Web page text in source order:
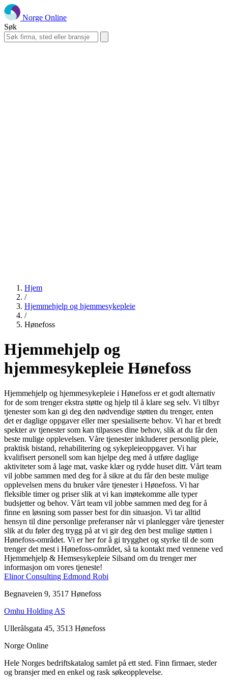
Norge Online
Søk
Hjem
/
Hjemmehjelp og hjemmesykepleie
/
Hønefoss
Hjemmehjelp og
hjemmesykepleie Hønefoss
Hjemmehjelp og hjemmesykepleie i Hønefoss er et godt alternativ
for de som trenger ekstra støtte og hjelp til å klare seg selv. Vi tilbyr
tjenester som kan gi deg den nødvendige støtten du trenger, enten
det er daglige oppgaver eller mer spesialiserte behov. Vi har et bredt
spekter av tjenester som kan tilpasses dine behov, slik at du får den
beste mulige opplevelsen. Våre tjenester inkluderer personlig pleie,
praktisk bistand, rehabilitering og sykepleieoppgaver. Vi har
kvalifisert personell som kan hjelpe deg med å utføre daglige
aktiviteter som å lage mat, vaske klær og rydde huset ditt. Vårt team
vil jobbe sammen med deg for å sikre at du får den beste mulige
opplevelsen mens du bruker våre tjenester i Hønefoss. Vi har
fleksible timer og priser slik at vi kan imøtekomme alle typer
budsjetter og behov. Vårt team vil jobbe sammen med deg for å
finne en løsning som passer best for din situasjon. Vi tar alltid
hensyn til dine personlige preferanser når vi planlegger våre tjenester
slik at du føler deg trygg på at vi gir deg den best mulige støtten i
Hønefoss-området. Vi er her for å gi trygghet og styrke til de som
trenger det mest i Hønefoss-området, så ta kontakt med vennene ved
Hjemmehjelp & Hemsesykepleie Silsand om du trenger mer
informasjon om vores tjeneste!
Elinor Consulting Edmond Robi
Begnaveien 9, 3517 Hønefoss
Omhu Holding AS
Ullerålsgata 45, 3513 Hønefoss
Norge Online
Hele Norges bedriftskatalog samlet på ett sted. Finn firmaer, steder
og bransjer med en enkel og rask søkeopplevelse.